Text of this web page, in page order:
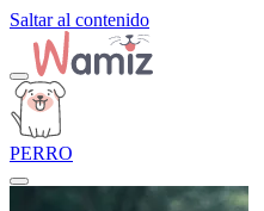
Saltar al contenido
PERRO